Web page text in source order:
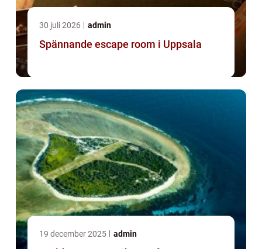
30 juli 2026 admin
Spännande escape room i Uppsala
19 december 2025 admin